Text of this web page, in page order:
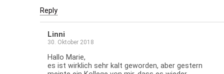
Reply
Linni
30. Oktober 2018
Hallo Marie,
es ist wirklich sehr kalt geworden, aber gestern